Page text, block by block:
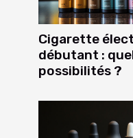
Cigarette
débutant :
possibilités ?